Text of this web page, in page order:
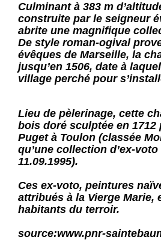
Culminant à 383 m
construite par le seigneur
abrite une magnifique
De style roman-ogival
évêques de Marseille, la
jusqu’en 1506, date à
village perché pour
Lieu de pèlerinage, cette
bois doré sculptée en
Puget à Toulon (classée
qu’une collection d’ex-
11.09.1995).
Ces ex-voto, peintures
attribués à la Vierge
habitants du terroir.
source:www.pnr-